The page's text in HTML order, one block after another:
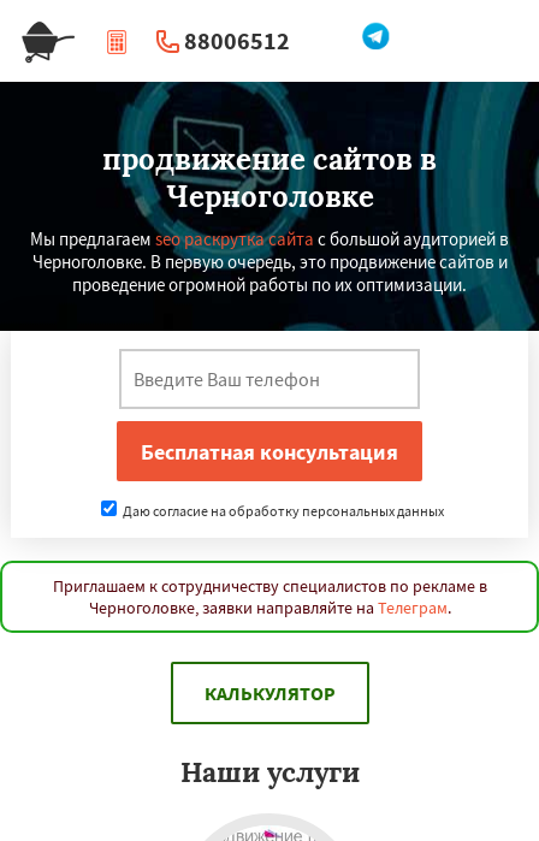
88006512
| Перезвоните мне
продвижение сайтов в
Черноголовке
Мы предлагаем seo раскрутка сайта с большой аудиторией в
Черноголовке. В первую очередь, это продвижение сайтов и
проведение огромной работы по их оптимизации.
Даю согласие на обработку персональных данных
Приглашаем к сотрудничеству специалистов по рекламе в
Черноголовке, заявки направляйте на Телеграм.
КАЛЬКУЛЯТОР
Наши услуги